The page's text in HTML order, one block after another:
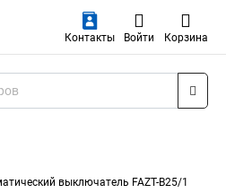
Контакты Войти Корзина
выключатель FAZT-B25/1